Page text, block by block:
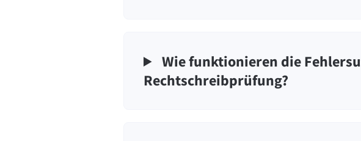
Wie funktionieren die
Rechtschreibprüfung?